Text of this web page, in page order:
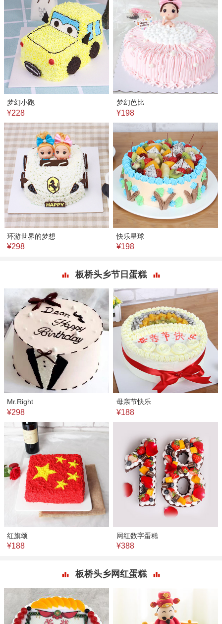
梦幻小跑
¥228
梦幻芭比
¥198
环游世界的梦想
¥298
快乐星球
¥198
板桥头乡节日蛋糕
Mr.Right
¥298
母亲节快乐
¥188
红旗颂
¥188
网红数字蛋糕
¥388
板桥头乡网红蛋糕